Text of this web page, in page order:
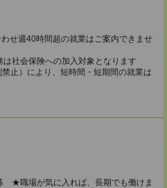
せ週40時間超の就業はご案内できませ
社会保険への加入対象となります
止）により、短時間・短期間の就業は
★職場が気に入れば、長期でも働けま